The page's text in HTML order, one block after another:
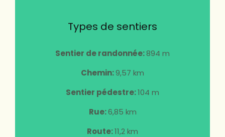
Types de sentiers
Sentier de randonnée:894 m
Chemin:9,57 km
Sentier pédestre:104 m
Rue:6,85 km
Route:11,2 km